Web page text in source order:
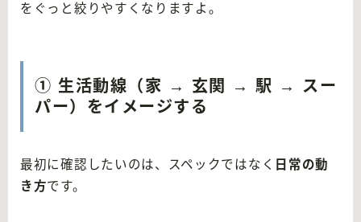
をぐっと絞りやすくなりますよ。
① 生活動線（家 → 玄関 → 駅 → スー
パー）をイメージする
最初に確認したいのは、スペックではなく 日常の動
き方です。